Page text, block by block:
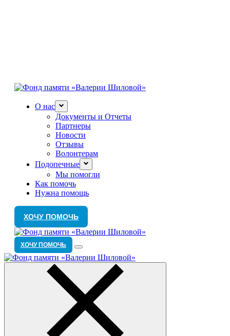
О нас
Документы и Отчеты
Партнеры
Новости
Отзывы
Волонтерам
Подопечные
Мы помогли
Как помочь
Нужна помощь
ХОЧУ ПОМОЧЬ
ХОЧУ ПОМОЧЬ